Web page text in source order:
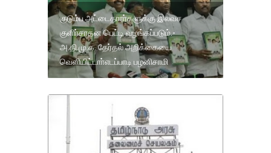
குடும்ப அட்டைதாரர்களுக்கு இலவச
குளிர்சாதன பெட்டி வழங்கப்படும்.-
அ.தி.மு.க. தேர்தல் அறிக்கையை
வெளியிட்டாா்எடப்பாடி பழனிசாமி